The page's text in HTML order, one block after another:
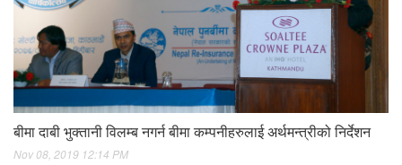
बीमा दाबी भुक्तानी विलम्ब नगर्न बीमा कम्पनीहरुलाई अर्थमन्त्रीको निर्देशन
Nov 08, 2019 12:14 PM